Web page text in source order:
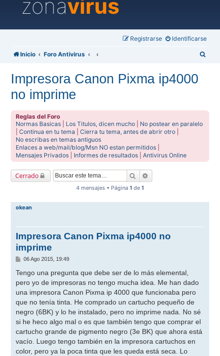
zonavirus
Identificarse
Registrarse
Inicio Foro Antivirus
Impresora Canon Pixma ip4000
no imprime
Reglas del Foro
Normas Basicas
Los Titulos, dicen mucho
No postear en paralelo
|Continua en tu tema |Cierra tu tema, antes de abrir otro
No escribas en temas antiguos
Enlaces a web/mail/blog/Msn NO estan permitidos
Mensajes Privados
Informes de resultados |Antivirus Online
Cerrado Buscar
4 mensajes • Página 1 de 1
okean
Impresora Canon Pixma ip4000 no
imprime
M
n
a
j
e
06 Ago 2015, 19:49
Tengo una pregunta que debe ser de lo más elemental,
pero yo de impresoras no tengo mucha idea. Me han dado
una impresora Canon Pixma ip 4000 que funcionaba pero
que no tenía tinta. He comprado un cartucho pequeño de
negro (6BK) y lo he instalado, pero no imprime nada. No sé
si he heco algo mal o es que también tengo que comprar el
cartucho grande de pigmento negro (3e BK) que ahora está
vacío. Luego tengo también en la impresora cartuchos en
color, pero ya la poca tinta que les queda está seca. Lo